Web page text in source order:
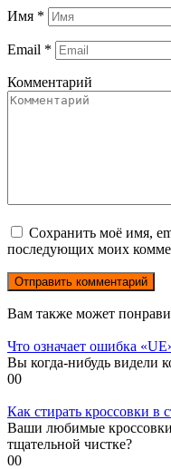
Имя *
Email *
Комментарий
Сохранить моё имя,
последующих моих
Вам также может
Что означает ошибка
Вы когда-нибудь видели
00
Как стирать кроссовки в
Ваши любимые
тщательной чистке?
00